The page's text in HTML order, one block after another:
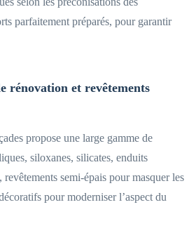
parfaitement préparés, pour garantir
rénovation et revêtements
propose une large gamme de
siloxanes, silicates, enduits
semi-épais pour masquer les
pour moderniser l’aspect du